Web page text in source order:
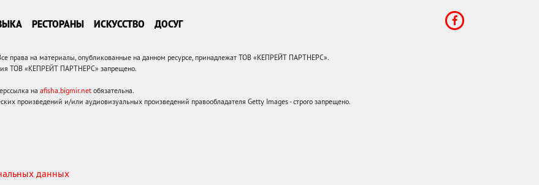
РЕСТОРАНЫ ИСКУССТВО ДОСУГ
на материалы, опубликованные на данном ресурсе, принадлежат ТОВ «КЕПРЕЙТ ПАРТНЕРС».
ТОВ «КЕПРЕЙТ ПАРТНЕРС» запрещено.
на afisha.bigmir.net обязательна.
произведений и/или аудиовизуальных произведений правообладателя Getty Images - строго запрещено.
данных